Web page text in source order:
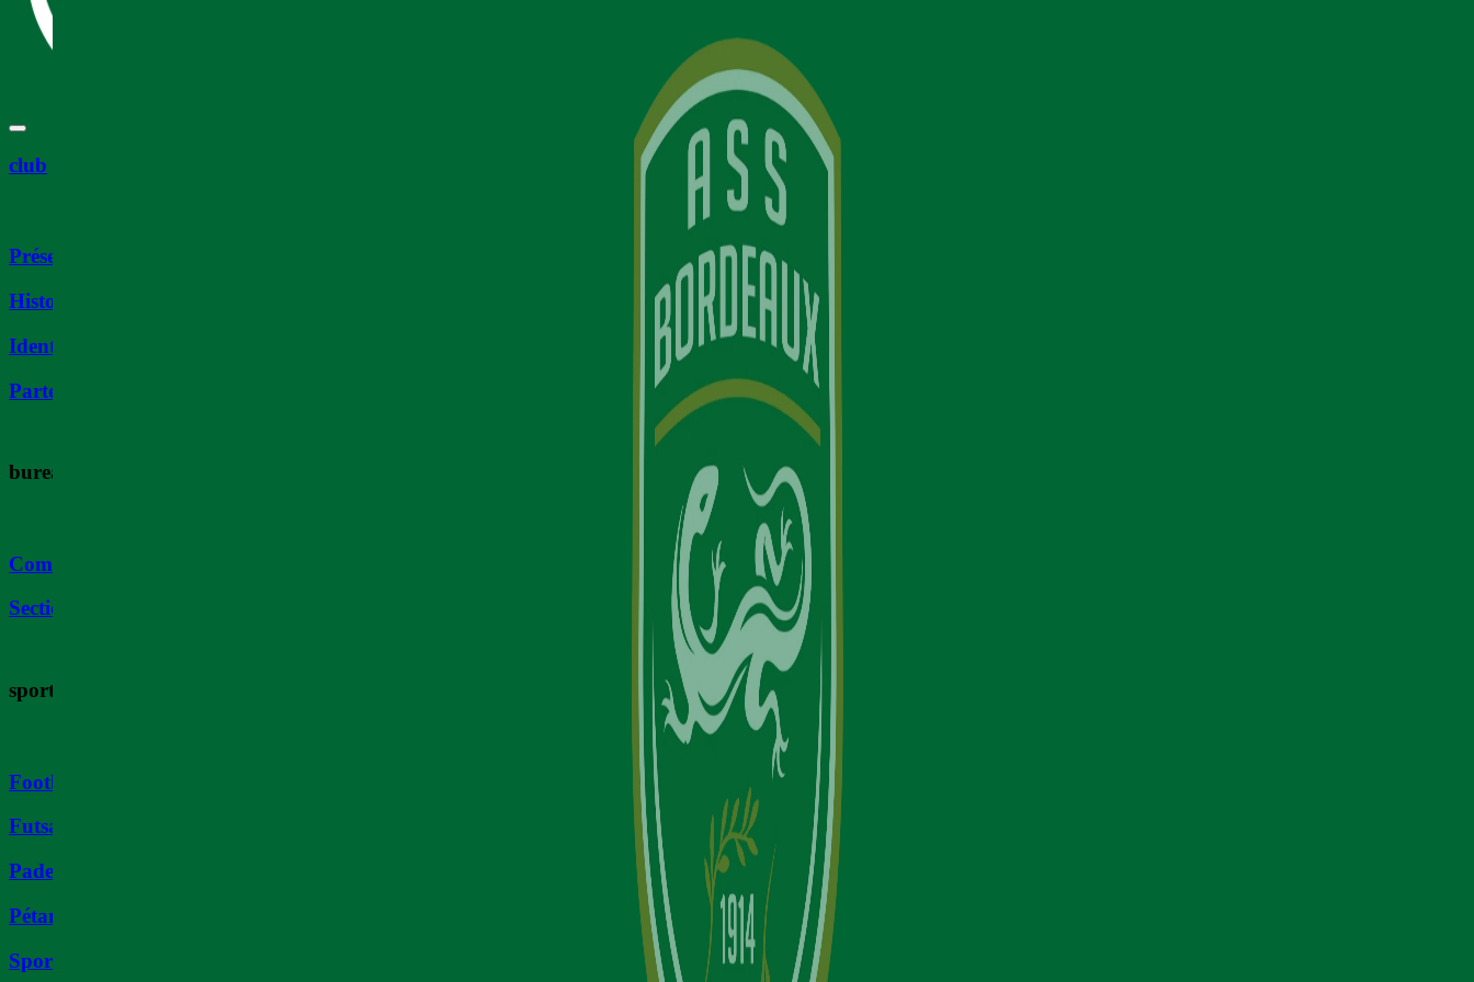
club
Présentation
Histoire
Identité
Partenaires
bureau
Comité de Direction
Sections
sports
Football
Futsal
Padel
Pétanque
Sport Boule